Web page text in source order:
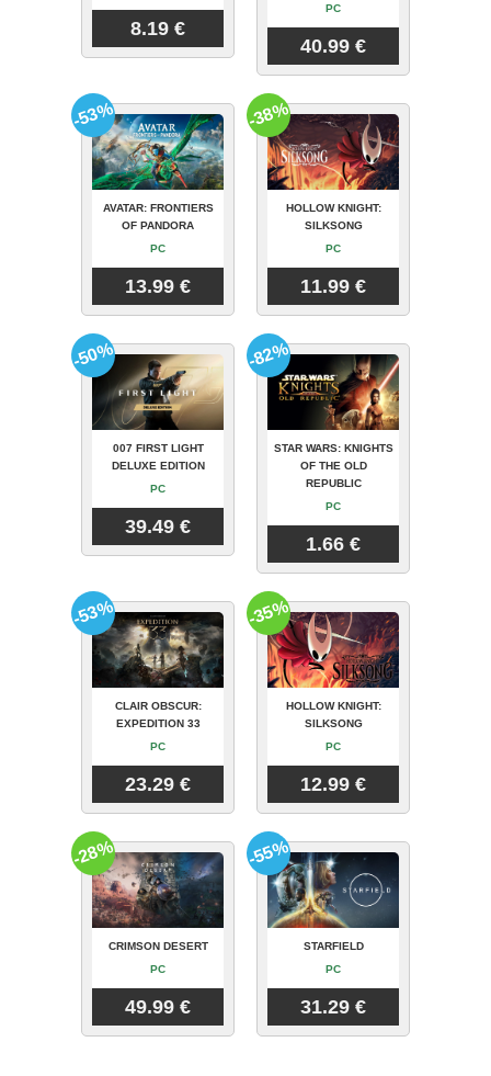
8.19 €
PC
40.99 €
AVATAR: FRONTIERS
OF PANDORA
PC
13.99 €
-53%
HOLLOW KNIGHT:
SILKSONG
PC
11.99 €
-38%
007 FIRST LIGHT
DELUXE EDITION
PC
39.49 €
-50%
STAR WARS: KNIGHTS
OF THE OLD
REPUBLIC
PC
1.66 €
-82%
CLAIR OBSCUR:
EXPEDITION 33
PC
23.29 €
-53%
HOLLOW KNIGHT:
SILKSONG
PC
12.99 €
-35%
CRIMSON DESERT
PC
49.99 €
-28%
STARFIELD
PC
31.29 €
-55%